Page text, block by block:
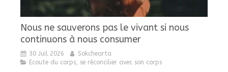
Nous ne sauverons pas le vivant si nous
continuons à nous consumer
30 Juil 2026
Sokchearta
Ecoute du corps, se réconcilier avec son corps